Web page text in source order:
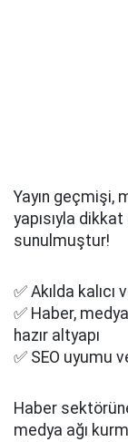
Yayın geçmişi,
yapısıyla
sunulmuştur!
✅ Akılda
✅ Haber,
hazır altyapı
✅ SEO uyumu
Haber
medya ağı